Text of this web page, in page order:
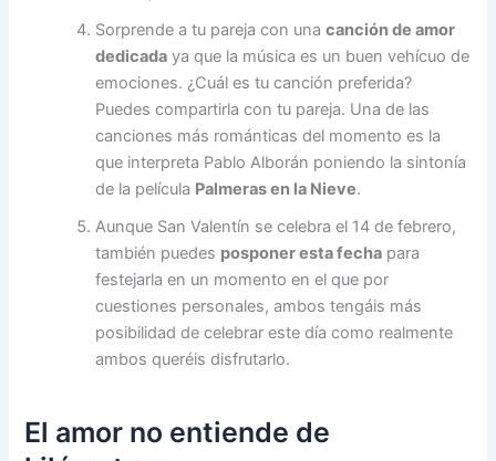
Sorprende a tu pareja con unacanción de amor
dedicada ya que la música es un buen vehícuo de
emociones. ¿Cuál es tu canción preferida?
Puedes compartirla con tu pareja. Una de las
canciones más románticas del momento es la
que interpreta Pablo Alborán poniendo la sintonía
de la película Palmeras en la Nieve.
Aunque San Valentín se celebra el 14 de febrero,
también puedes posponer esta fecha para
festejarla en un momento en el que por
cuestiones personales, ambos tengáis más
posibilidad de celebrar este día como realmente
ambos queréis disfrutarlo.
El amor no entiende de